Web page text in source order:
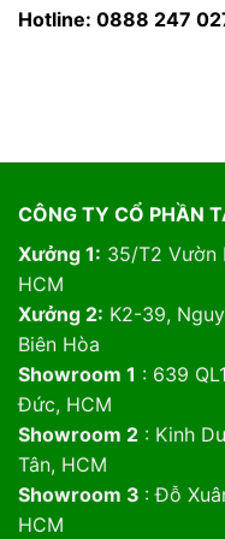
Hotline: 0888 247
CÔNG TY CỔ PHẦN
Xưởng 1: 35/T2 Vườn
HCM
Xưởng 2: K2-39,
Biên Hòa
Showroom 1 : 639
Đức, HCM
Showroom 2: Kinh
Tân, HCM
Showroom 3 : Đỗ
HCM